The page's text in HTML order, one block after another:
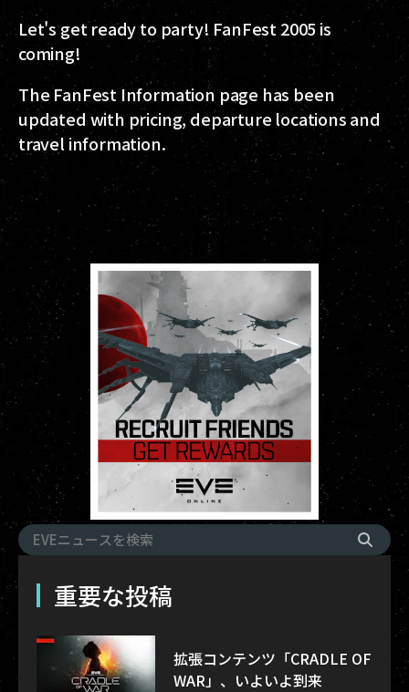
Let's get ready to party! FanFest 2005 is
coming!
The FanFest Information page has been
updated with pricing, departure locations and
travel information.
重要な投稿
拡張コンテンツ「CRADLE OF
WAR」、いよいよ到来